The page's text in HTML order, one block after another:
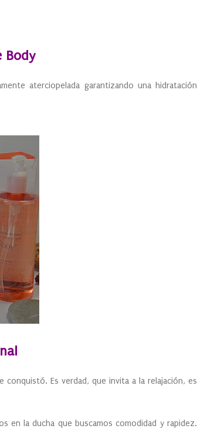
Body
aterciopelada garantizando una hidratación
Es verdad, que invita a la relajación, es
en la ducha que buscamos comodidad y rapidez.